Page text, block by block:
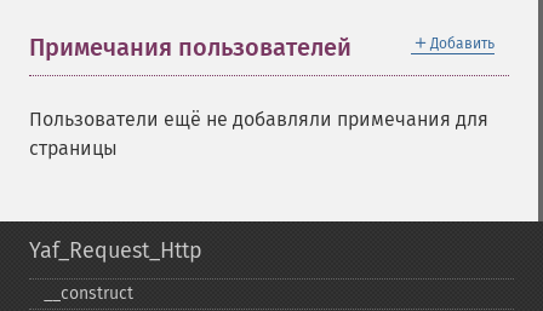
＋ Добавить
Примечания пользователей
Пользователи ещё не добавляли примечания для
страницы
Yaf_Request_Http
_​_​construct